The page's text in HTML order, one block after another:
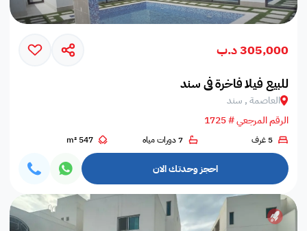
305,000 د.ب
للبيع فيلا فاخرة في سند
العاصمة , سند
الرقم المرجعي # 1725
5 غرف 7 دورات مياه 547 m²
احجز وحدتك الان